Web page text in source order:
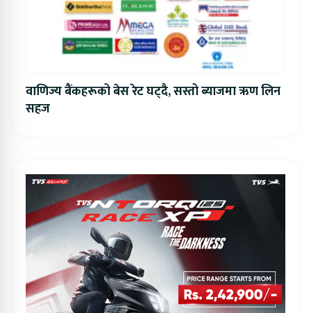
वाणिज्य बैंकहरूको बेस रेट घट्दै, सस्तो ब्याजमा ऋण लिन
सहज